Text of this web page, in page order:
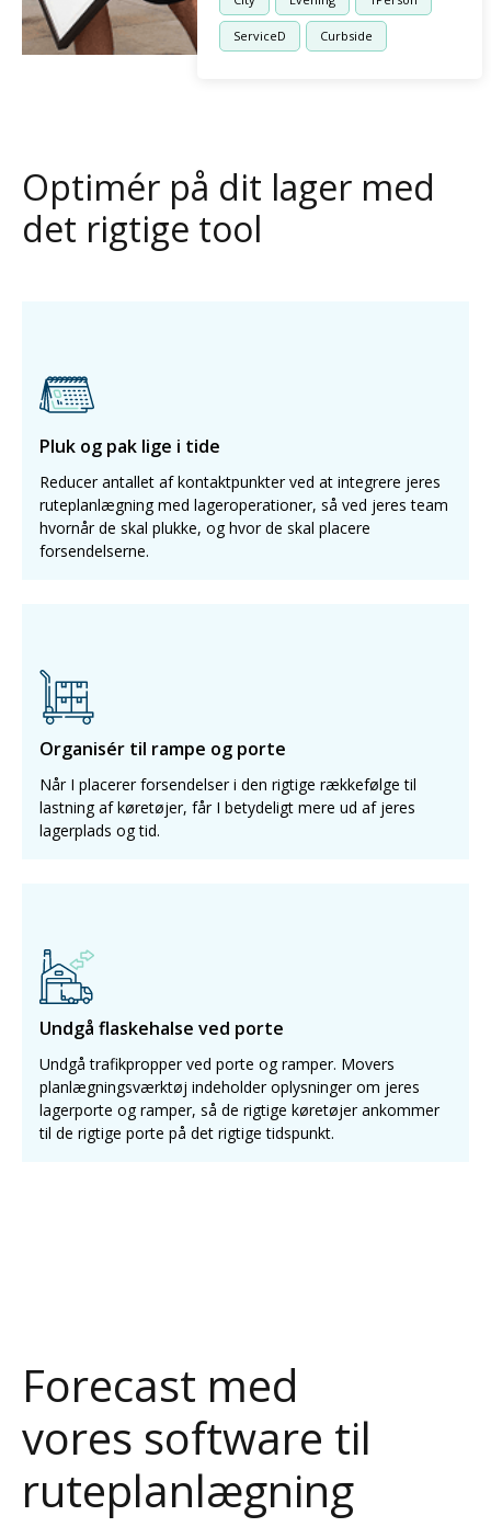
ServiceD Curbside
Optimér på dit lager med
det rigtige tool
Pluk og pak lige i tide
Reducer antallet af kontaktpunkter ved at integrere jeres
ruteplanlægning med lageroperationer, så ved jeres team
hvornår de skal plukke, og hvor de skal placere
forsendelserne.
Organisér til rampe og porte
Når I placerer forsendelser i den rigtige rækkefølge til
lastning af køretøjer, får I betydeligt mere ud af jeres
lagerplads og tid.
Undgå flaskehalse ved porte
Undgå trafikpropper ved porte og ramper. Movers
planlægningsværktøj indeholder oplysninger om jeres
lagerporte og ramper, så de rigtige køretøjer ankommer
til de rigtige porte på det rigtige tidspunkt.
Forecast med
vores software til
ruteplanlægning